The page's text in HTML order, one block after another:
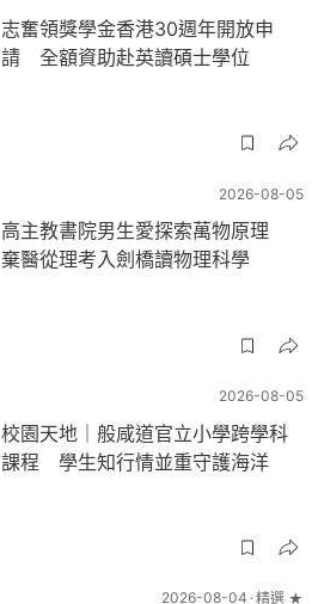
志奮領獎學金香港30週年開放申
請 全額資助赴英讀碩士學位
2026-08-05
高主教書院男生愛探索萬物原理
棄醫從理考入劍橋讀物理科學
2026-08-05
校園天地｜般咸道官立小學跨學科
課程 學生知行情並重守護海洋
2026-08-04 精選 ★